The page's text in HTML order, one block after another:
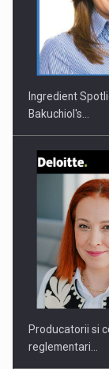
Ingredient
Bakuchiol's…
Producatorii si
reglementari…